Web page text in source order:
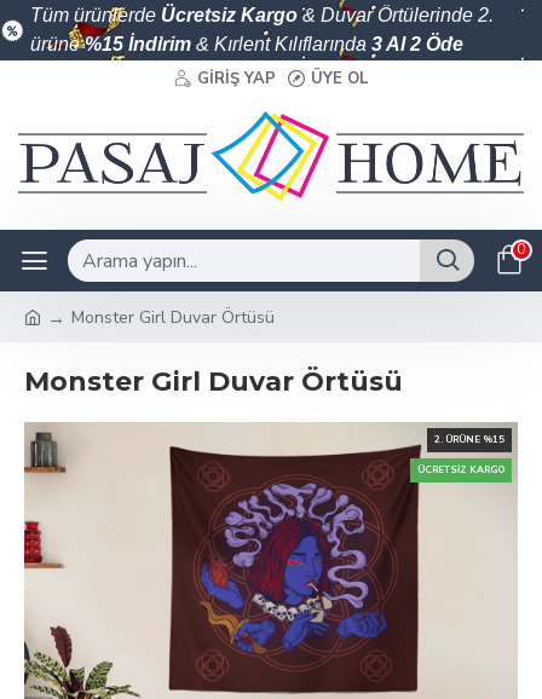
Tüm ürünlerde Ücretsiz Kargo& Duvar Örtülerinde 2.
ürüne%15 İndirim & Kırlent Kılıflarında 3 Al 2 Öde
GIRIŞ YAP ÜYE OL
0
Monster Girl Duvar Örtüsü
Monster Girl Duvar Örtüsü
ÜCRETSIZ KARGO
2. ÜRÜNE %15